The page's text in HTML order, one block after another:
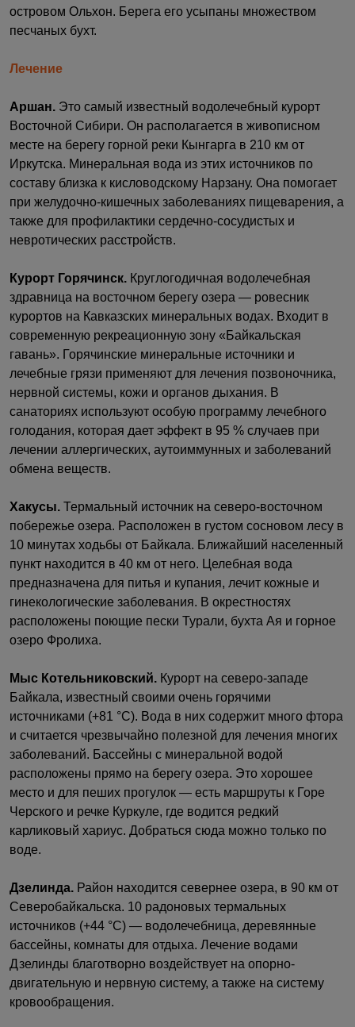
островом Ольхон. Берега его усыпаны множеством
песчаных бухт.
Лечение
Аршан. Это самый известный водолечебный курорт
Восточной Сибири. Он располагается в живописном
месте на берегу горной реки Кынгарга в 210 км от
Иркутска. Минеральная вода из этих источников по
составу близка к кисловодскому Нарзану. Она помогает
при желудочно-кишечных заболеваниях пищеварения, а
также для профилактики сердечно-сосудистых и
невротических расстройств.
Курорт Горячинск. Круглогодичная водолечебная
здравница на восточном берегу озера — ровесник
курортов на Кавказских минеральных водах. Входит в
современную рекреационную зону «Байкальская
гавань». Горячинские минеральные источники и
лечебные грязи применяют для лечения позвоночника,
нервной системы, кожи и органов дыхания. В
санаториях используют особую программу лечебного
голодания, которая дает эффект в 95 % случаев при
лечении аллергических, аутоиммунных и заболеваний
обмена веществ.
Хакусы. Термальный источник на северо-восточном
побережье озера. Расположен в густом сосновом лесу в
10 минутах ходьбы от Байкала. Ближайший населенный
пункт находится в 40 км от него. Целебная вода
предназначена для питья и купания, лечит кожные и
гинекологические заболевания. В окрестностях
расположены поющие пески Турали, бухта Ая и горное
озеро Фролиха.
Мыс Котельниковский. Курорт на северо-западе
Байкала, известный своими очень горячими
источниками (+81 °С). Вода в них содержит много фтора
и считается чрезвычайно полезной для лечения многих
заболеваний. Бассейны с минеральной водой
расположены прямо на берегу озера. Это хорошее
место и для пеших прогулок — есть маршруты к Горе
Черского и речке Куркуле, где водится редкий
карликовый хариус. Добраться сюда можно только по
воде.
Дзелинда. Район находится севернее озера, в 90 км от
Северобайкальска. 10 радоновых термальных
источников (+44 °C) — водолечебница, деревянные
бассейны, комнаты для отдыха. Лечение водами
Дзелинды благотворно воздействует на опорно-
двигательную и нервную систему, а также на систему
кровообращения.